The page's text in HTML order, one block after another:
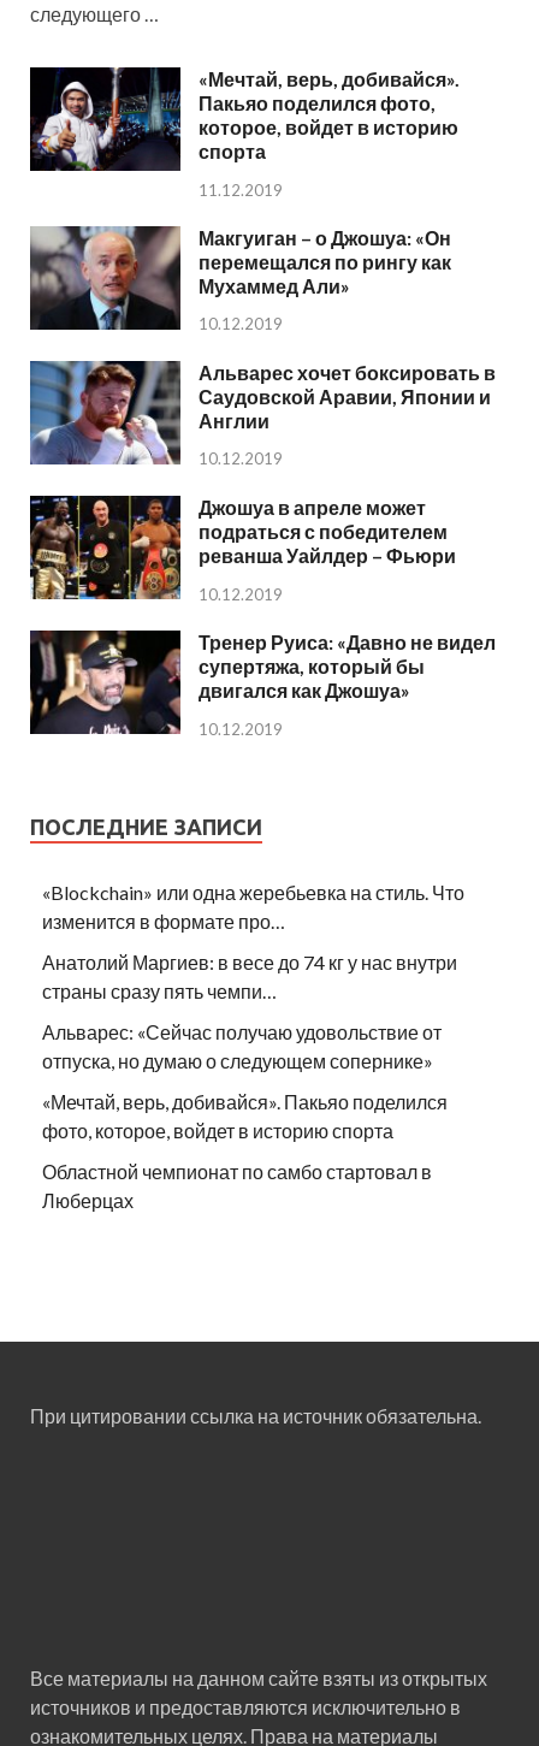
следующего …
«Мечтай, верь, добивайся».
Пакьяо поделился фото,
которое, войдет в историю
спорта
11.12.2019
Макгуиган – о Джошуа: «Он
перемещался по рингу как
Мухаммед Али»
10.12.2019
Альварес хочет боксировать в
Саудовской Аравии, Японии и
Англии
10.12.2019
Джошуа в апреле может
подраться с победителем
реванша Уайлдер – Фьюри
10.12.2019
Тренер Руиса: «Давно не видел
супертяжа, который бы
двигался как Джошуа»
10.12.2019
ПОСЛЕДНИЕ ЗАПИСИ
«Blockchain» или одна жеребьевка на стиль. Что
изменится в формате про…
Анатолий Маргиев: в весе до 74 кг у нас внутри
страны сразу пять чемпи…
Альварес: «Сейчас получаю удовольствие от
отпуска, но думаю о следующем сопернике»
«Мечтай, верь, добивайся». Пакьяо поделился
фото, которое, войдет в историю спорта
Областной чемпионат по самбо стартовал в
Люберцах
При цитировании ссылка на источник обязательна.
Все материалы на данном сайте взяты из открытых
источников и предоставляются исключительно в
ознакомительных целях. Права на материалы